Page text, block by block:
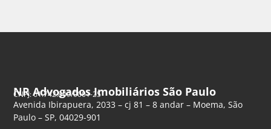
NR Advogados Imobiliários São Paulo
CNPJ: 61.742.849/0001-25
Avenida Ibirapuera, 2033 – cj 81 – 8 andar – Moema, São
Paulo – SP, 04029-901